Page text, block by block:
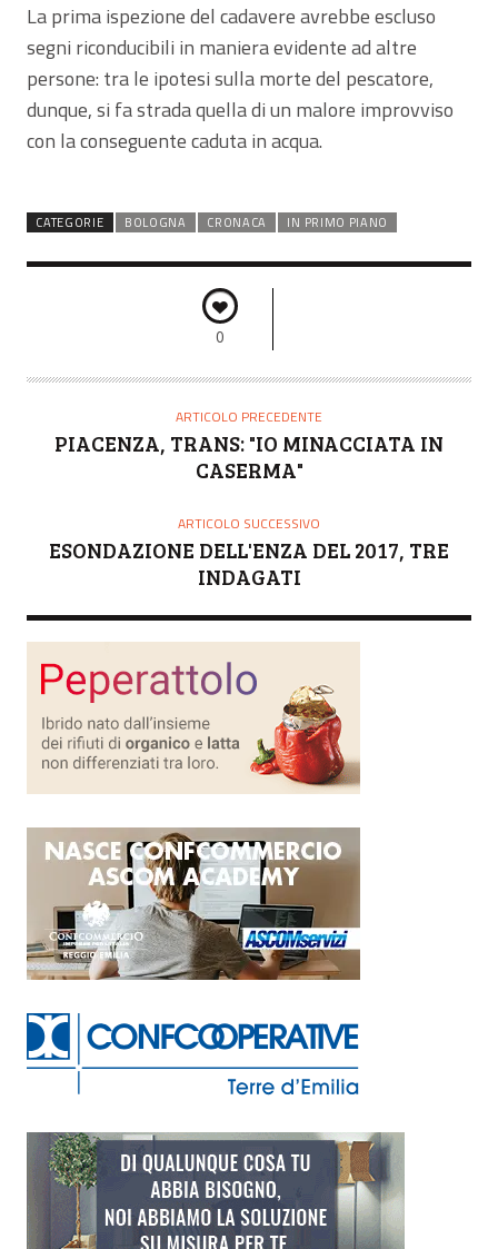
La prima ispezione del cadavere avrebbe escluso
segni riconducibili in maniera evidente ad altre
persone: tra le ipotesi sulla morte del pescatore,
dunque, si fa strada quella di un malore improvviso
con la conseguente caduta in acqua.
CATEGORIE BOLOGNA CRONACA IN PRIMO PIANO
0
ARTICOLO PRECEDENTE
PIACENZA, TRANS: "IO MINACCIATA IN
CASERMA"
ARTICOLO SUCCESSIVO
ESONDAZIONE DELL'ENZA DEL 2017, TRE
INDAGATI